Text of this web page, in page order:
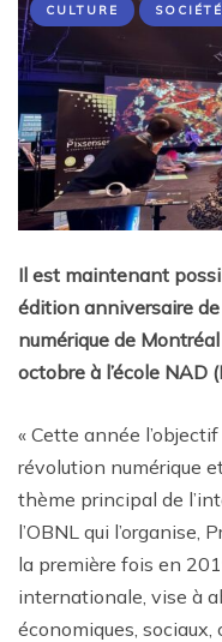
CULTURE SOCIÉTÉ
Il est maintenant
édition anniversaire
numérique de
octobre à l’école NAD
« Cette année
révolution numérique
thème principal de
l’OBNL qui l’organise,
la première fois en
internationale, vise à
économiques,